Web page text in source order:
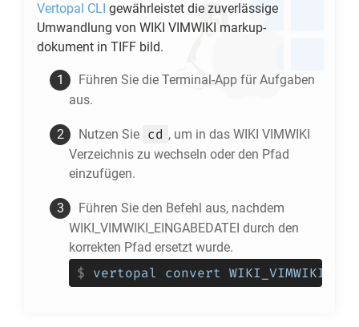
Vertopal CLI gewährleistet die zuverlässige
Umwandlung von WIKI VIMWIKI markup-
dokument in TIFF bild.
Führen Sie die Terminal-App für Aufgaben
aus.
Nutzen Sie cd , um in das WIKI VIMWIKI
Verzeichnis zu wechseln oder den Pfad
einzufügen.
Führen Sie den Befehl aus, nachdem
WIKI_VIMWIKI_EINGABEDATEI durch den
korrekten Pfad ersetzt wurde.
$ vertopal convert